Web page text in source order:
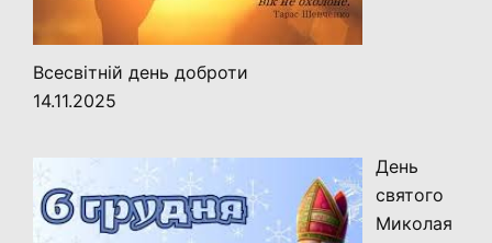
Всесвітній день доброти
14.11.2025
День
святого
Миколая